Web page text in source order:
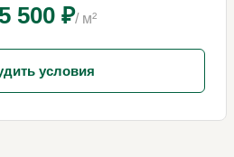
500 ₽/ м²
условия